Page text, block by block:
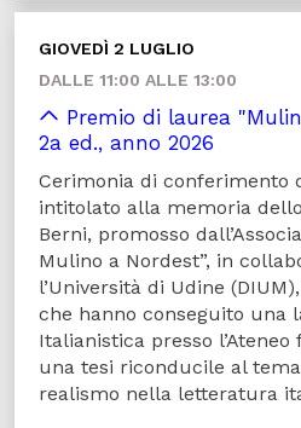
GIOVEDÌ 2 LUGLIO
DALLE 11:00 ALLE 13:00
Premio di laurea
2a ed., anno 2026
Cerimonia di conferimento
intitolato alla memoria
Berni, promosso
Mulino a Nordest”, in
l’Università di Udine
che hanno conseguito una
Italianistica presso
una tesi riconducile al
realismo nella letteratura